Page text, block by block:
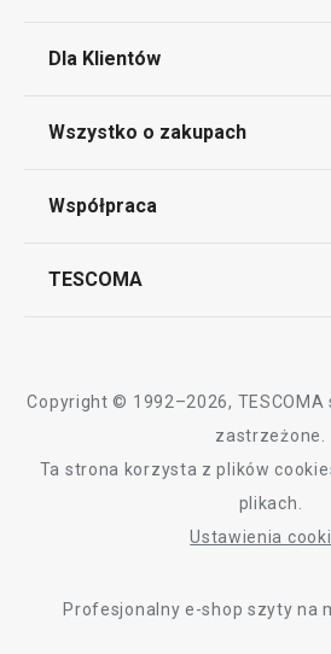
Do koszyka
Wszystkie produkty z
Dla Klientów
Bony podarunkowe
Wszystko o zakupach
Dostawa i sposoby płatności
Współpraca
TESCOMA
Graficzne oznaczenie produktów
Polityka prywatności
Copyright © 1992–2026, TESCOMA
zastrzeżone.
Ta strona korzysta z plików
plikach.
Ustawienia
Profesjonalny e-shop szyty na